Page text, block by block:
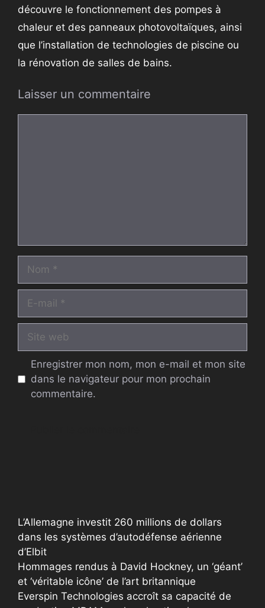
découvre le fonctionnement des pompes à
chaleur et des panneaux photovoltaïques, ainsi
que l’installation de technologies de piscine ou
la rénovation de salles de bains.
Laisser un commentaire
mail
web
Enregistrer mon nom, mon e-mail et mon site
dans le navigateur pour mon prochain
commentaire.
r
n
a
t
v
L’Allemagne investit 260 millions de dollars
dans les systèmes d’autodéfense aérienne
d’Elbit
Hommages rendus à David Hockney, un ‘géant’
et ‘véritable icône’ de l’art britannique
Everspin Technologies accroît sa capacité de